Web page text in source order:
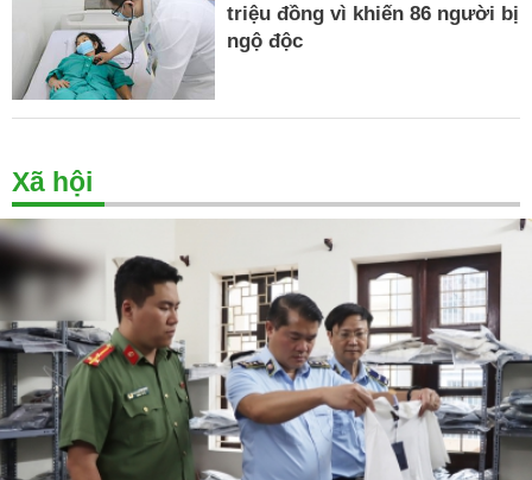
triệu đồng vì khiến 86 người bị
ngộ độc
Xã hội